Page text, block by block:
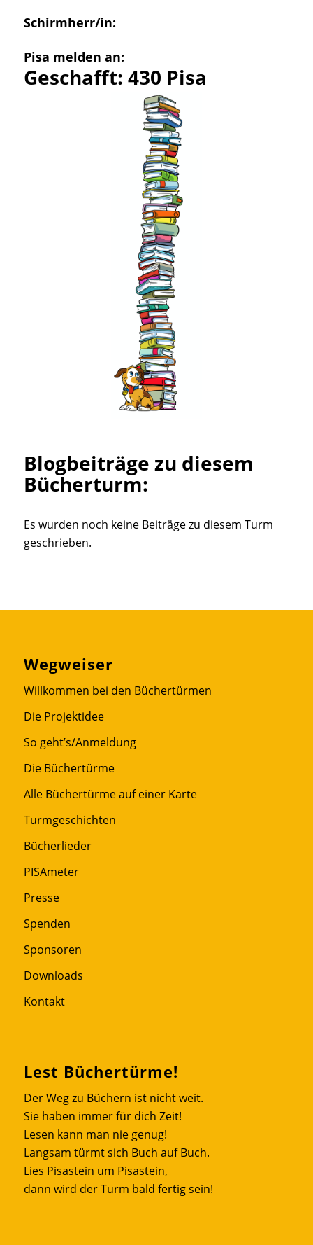
Schirmherr/in:
Pisa melden an:
Geschafft: 430 Pisa
Blogbeiträge zu diesem
Bücherturm:
Es wurden noch keine Beiträge zu diesem Turm
geschrieben.
Wegweiser
Willkommen bei den Büchertürmen
Die Projektidee
So geht’s/Anmeldung
Die Büchertürme
Alle Büchertürme auf einer Karte
Turmgeschichten
Bücherlieder
PISAmeter
Presse
Spenden
Sponsoren
Downloads
Kontakt
Lest Büchertürme!
Der Weg zu Büchern ist nicht weit.
Sie haben immer für dich Zeit!
Lesen kann man nie genug!
Langsam türmt sich Buch auf Buch.
Lies Pisastein um Pisastein,
dann wird der Turm bald fertig sein!